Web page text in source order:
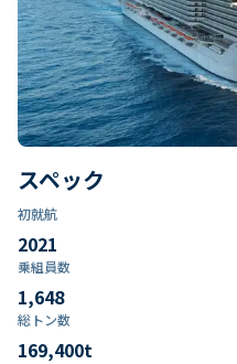
スペック
初就航
2021
乗組員数​
1,648
総トン数​
169,400t